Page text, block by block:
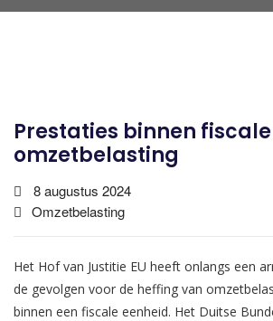
Prestaties binnen
omzetbelasting
8 augustus 2024
Omzetbelasting
Het Hof van Justitie EU heeft onlangs een
de gevolgen voor de heffing van
binnen een fiscale eenheid. Het Duitse